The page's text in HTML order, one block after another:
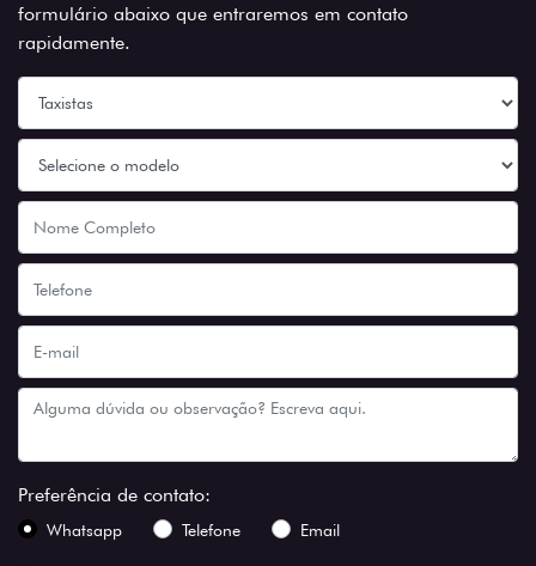
formulário abaixo que entraremos em contato
rapidamente.
Preferência de contato:
Whatsapp Telefone Email